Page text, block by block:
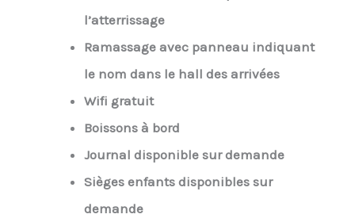
l’atterrissage
Ramassage avec panneau indiquant
le nom dans le hall des arrivées
Wifi gratuit
Boissons à bord
Journal disponible sur demande
Sièges enfants disponibles sur
demande